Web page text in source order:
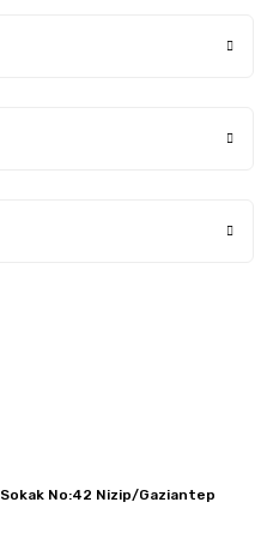
No:42 Nizip/Gaziantep